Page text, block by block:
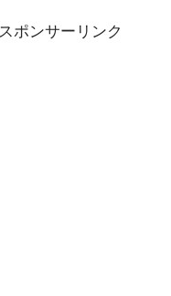
スポンサーリンク